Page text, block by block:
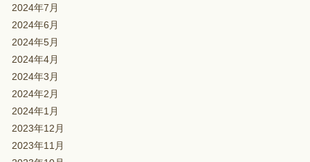
2024年7月
2024年6月
2024年5月
2024年4月
2024年3月
2024年2月
2024年1月
2023年12月
2023年11月